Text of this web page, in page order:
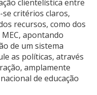
clientelística entre
critérios claros,
recursos, como dos
apontando
de um sistema
as políticas, através
amplamente
de educação